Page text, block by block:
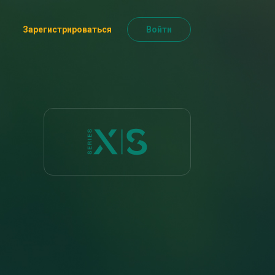
Зарегистрироваться Войти